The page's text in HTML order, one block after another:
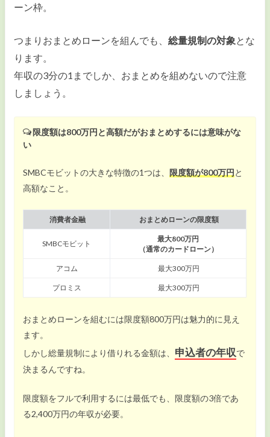
ーン枠。
つまりおまとめローンを組んでも、総量規制の対象 とな
ります。
年収の3分の1までしか、おまとめを組めないので注意
しましょう。
限度額は800万円と高額だがおまとめするには意味がな
い
SMBCモビットの大きな特徴の1つは、 限度額が800万円と
高額なこと。
消費者金融 おまとめローンの限度額
SMBCモビット
最大800万円
（通常のカードローン）
アコム 最大300万円
プロミス 最大300万円
おまとめローンを組むには限度額800万円は魅力的に見え
ます。
しかし総量規制により借りれる金額は、 申込者の年収で
決まるんですね。
限度額をフルで利用するには最低でも、限度額の3倍であ
る2,400万円の年収が必要。